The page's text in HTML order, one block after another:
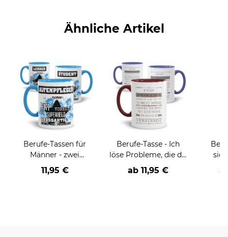
Ähnliche Artikel
Berufe-Tassen für
Männer - zwei
Farbvarianten
11,95 €
Berufe-Tasse - Ich
löse Probleme, die du
nicht verstehst -
verschiedene Berufe
ab 11,95 €